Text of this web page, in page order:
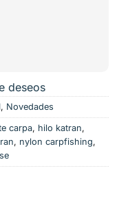
deseos
, Novedades
carpa, hilo katran,
, nylon carpfishing,